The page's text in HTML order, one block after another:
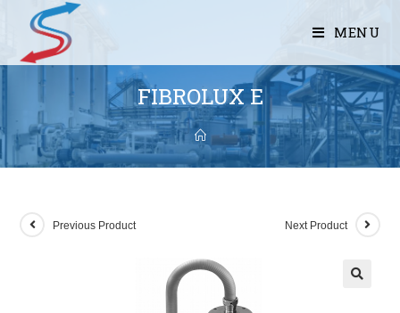
MENU
FIBROLUX E
Previous Product Next Product